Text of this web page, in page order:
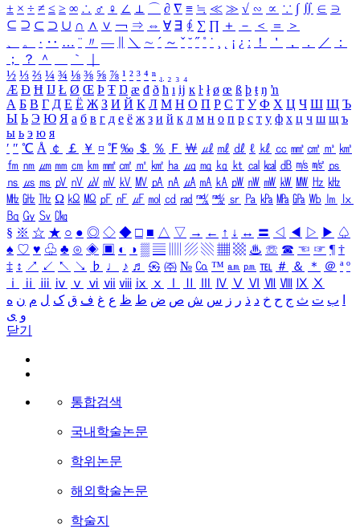
± × ÷ ≠ ≤ ≥ ∞ ∴ ♂ ♀ ∠ ⊥ ⌒ ∂ ∇ ≡ ≒ ≪ ≫ √ ∽ ∝ ∵ ∫ ∬ ∈ ∋
⊆ ⊇ ⊂ ⊃ ∪ ∩ ∧ ∨ ￢ ⇒ ⇔ ∀ ∃ ∮ ∑ ∏ ＋ － ＜ ＝
＞
、
。 · ‥ … ¨ 〃 ― ＼ ∼ ´ ～ ˇ ˘ ˝ ˚ ˙ ¸ ¡ ¿ ː ！ ＇ ， ． ／
：
；
？ ＾ ｀
½ ⅓ ⅔ ¼ ¾ ⅛ ⅜ ⅝ ⅞ ¹ ² ³ ⁴ ⁿ ₁ ₂ ₃ ₄
Æ Ð Ħ Ĳ Ł Ø Œ Þ Ŧ Ŋ æ đ ð ħ ı ĳ ĸ ŀ ł ø œ ß þ ŧ ŋ ŉ
А Б В Г Д Е Ё Ж З И Й К Л М Н О П Р С Т У Ф Х Ц Ч Ш Щ Ъ
Ы Ь Э Ю Я а б в г д е ё ж з и й к л м н о п р с т у ф х ц ч ш щ ъ
ы ь э ю я
′ ″ ℃ Å ￠ ￡ ￥ ¤ ℉ ‰ ＄ ％ Ｆ ￦ ㎕ ㎖ ㎗ ℓ ㎘ ㏄ ㎣ ㎤ ㎥ ㎦
㎙ ㎚ ㎛ ㎜ ㎝ ㎞ ㎟ ㎠ ㎡ ㎢ ㏊ ㎍ ㎎ ㎏ ㏏ ㎈ ㎉ ㏈ ㎧ ㎨ ㎰
㎱ ㎲ ㎳ ㎴ ㎵ ㎶ ㎷ ㎸ ㎹ ㎀ ㎁ ㎂ ㎃ ㎄ ㎺ ㎻ ㎽ ㎾ ㎿ ㎐ ㎑
㎒ ㎓ ㎔ Ω ㏀ ㏁ ㎊ ㎋ ㎌ ㏖ ㏅ ㎭ ㎮ ㎯ ㏛ ㎩ ㎪ ㎫ ㎬ ㏝ ㏐
㏓
㏃ ㏉ ㏜ ㏆
§ ※ ☆ ★ ○ ● ◎ ◇ ◆ □ ■ △ ▽ → ← ↑ ↓ ↔ 〓 ◁ ◀ ▷ ▶ ♤
♠ ♡ ♥ ♧ ♣ ⊙ ◈ ▣ ◐ ◑ ▒ ▤ ▨ ▧ ▦ ▩ ♨ ☏ ☎ ☜ ☞ ¶ †
‡ ↕ ↗ ↙ ↖ ↘ ♭ ♩ ♪ ♬ ㉿ ㈜ № ㏇ ™ ㏂ ㏘ ℡ ＃ ＆ ＊ ＠ ª º
ⅰ
ⅱ ⅲ ⅳ ⅴ ⅵ ⅶ ⅷ ⅸ ⅹ Ⅳ Ⅴ Ⅵ Ⅶ Ⅷ Ⅸ Ⅹ
ب ت ث ج ح خ د ذ ر ز س ش ص ض ط ظ ع غ ف ق ک ل م ن ه
و ی
닫기
통합검색
국내학술논문
학위논문
해외학술논문
학술지